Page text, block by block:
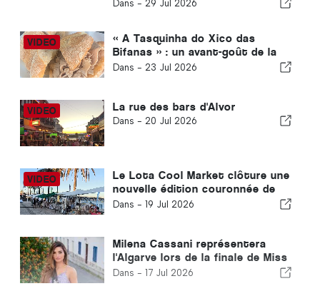
Dans - 29 Jul 2026
« A Tasquinha do Xico das
Bifanas » : un avant-goût de la
tradition au marché d'Armação
Dans - 23 Jul 2026
La rue des bars d'Alvor
Dans - 20 Jul 2026
Le Lota Cool Market clôture une
nouvelle édition couronnée de
succès à Portimão
Dans - 19 Jul 2026
Milena Cassani représentera
l'Algarve lors de la finale de Miss
Portugal
Dans - 17 Jul 2026